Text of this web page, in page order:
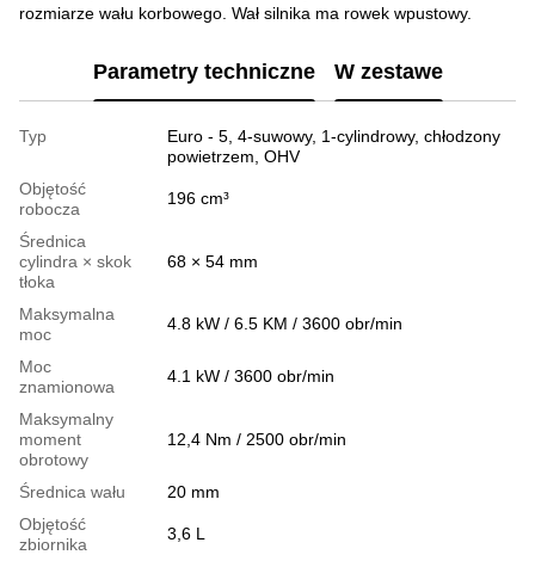
rozmiarze wału korbowego. Wał silnika ma rowek wpustowy.
Parametry techniczne W zestawe
Typ
Euro - 5, 4-suwowy, 1-cylindrowy, chłodzony
powietrzem, OHV
Objętość
robocza
196 cm³
Średnica
cylindra × skok
tłoka
68 × 54 mm
Maksymalna
moc
4.8 kW / 6.5 KM / 3600 obr/min
Moc
znamionowa
4.1 kW / 3600 obr/min
Maksymalny
moment
obrotowy
12,4 Nm / 2500 obr/min
Średnica wału
20 mm
Objętość
zbiornika
3,6 L